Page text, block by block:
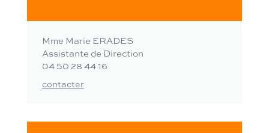
Mme Marie ERADES
Assistante de Direction
04 50 28 44 16
contacter